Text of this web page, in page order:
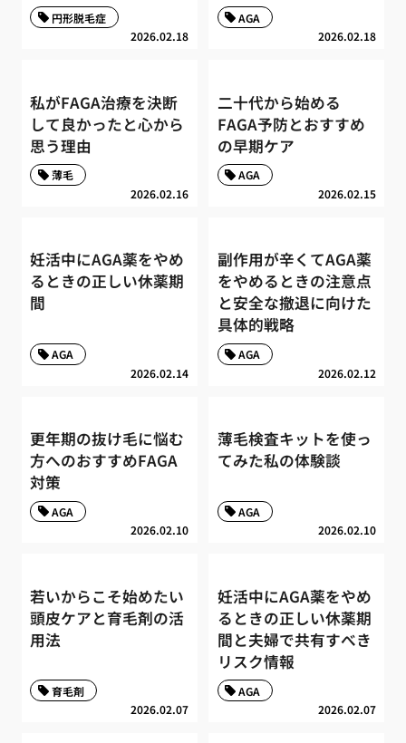
2026.02.18
円形脱毛症
2026.02.18
AGA
私がFAGA治療を決断
して良かったと心から
思う理由
2026.02.16
薄毛
二十代から始める
FAGA予防とおすすめ
の早期ケア
2026.02.15
AGA
妊活中にAGA薬をやめ
るときの正しい休薬期
間
2026.02.14
AGA
副作用が辛くてAGA薬
をやめるときの注意点
と安全な撤退に向けた
具体的戦略
2026.02.12
AGA
更年期の抜け毛に悩む
方へのおすすめFAGA
対策
2026.02.10
AGA
薄毛検査キットを使っ
てみた私の体験談
2026.02.10
AGA
若いからこそ始めたい
頭皮ケアと育毛剤の活
用法
2026.02.07
育毛剤
妊活中にAGA薬をやめ
るときの正しい休薬期
間と夫婦で共有すべき
リスク情報
2026.02.07
AGA